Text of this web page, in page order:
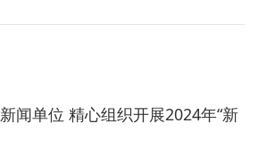
闻单位 精心组织开展2024年“新